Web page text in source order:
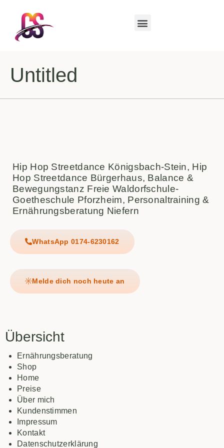
Untitled
Hip Hop Streetdance Königsbach-Stein, Hip
Hop Streetdance Bürgerhaus, Balance &
Bewegungstanz Freie Waldorfschule-
Goetheschule Pforzheim, Personaltraining &
Ernährungsberatung Niefern
WhatsApp 0174-6230162
Melde dich noch heute an
Übersicht
Ernährungsberatung
Shop
Home
Preise
Über mich
Kundenstimmen
Impressum
Kontakt
Datenschutzerklärung